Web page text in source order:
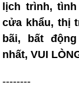
lịch trình,
cửa khẩu, thị
bãi, bất
nhất, VUI
--------